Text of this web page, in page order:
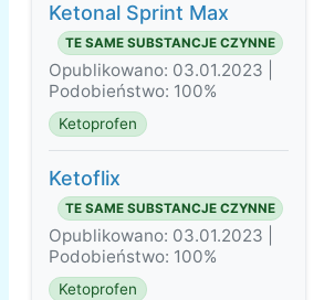
Ketonal Sprint Max
TE SAME SUBSTANCJE CZYNNE
Opublikowano: 03.01.2023 |
Podobieństwo: 100%
Ketoprofen
Ketoflix
TE SAME SUBSTANCJE CZYNNE
Opublikowano: 03.01.2023 |
Podobieństwo: 100%
Ketoprofen